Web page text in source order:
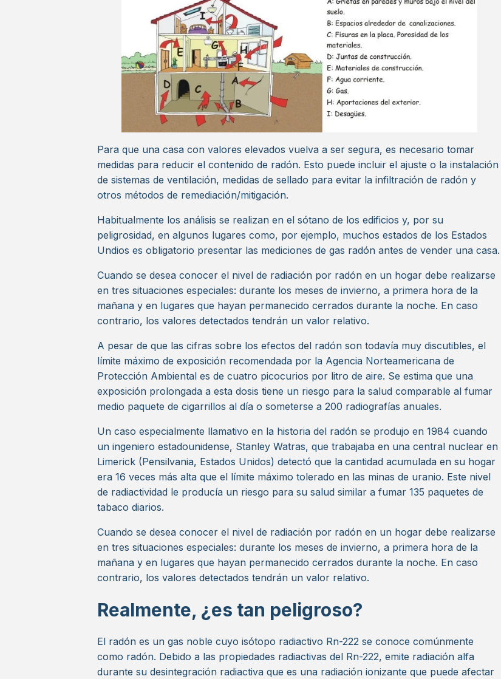
Para que una casa con valores elevados vuelva a ser segura, es necesario tomar
medidas para reducir el contenido de radón. Esto puede incluir el ajuste o la instalación
de sistemas de ventilación, medidas de sellado para evitar la infiltración de radón y
otros métodos de remediación/mitigación.
Habitualmente los análisis se realizan en el sótano de los edificios y, por su
peligrosidad, en algunos lugares como, por ejemplo, muchos estados de los Estados
Undios es obligatorio presentar las mediciones de gas radón antes de vender una casa.
Cuando se desea conocer el nivel de radiación por radón en un hogar debe realizarse
en tres situaciones especiales: durante los meses de invierno, a primera hora de la
mañana y en lugares que hayan permanecido cerrados durante la noche. En caso
contrario, los valores detectados tendrán un valor relativo.
A pesar de que las cifras sobre los efectos del radón son todavía muy discutibles, el
límite máximo de exposición recomendada por la Agencia Norteamericana de
Protección Ambiental es de cuatro picocurios por litro de aire. Se estima que una
exposición prolongada a esta dosis tiene un riesgo para la salud comparable al fumar
medio paquete de cigarrillos al día o someterse a 200 radiografías anuales.
Un caso especialmente llamativo en la historia del radón se produjo en 1984 cuando
un ingeniero estadounidense, Stanley Watras, que trabajaba en una central nuclear en
Limerick (Pensilvania, Estados Unidos) detectó que la cantidad acumulada en su hogar
era 16 veces más alta que el límite máximo tolerado en las minas de uranio. Este nivel
de radiactividad le producía un riesgo para su salud similar a fumar 135 paquetes de
tabaco diarios.
Cuando se desea conocer el nivel de radiación por radón en un hogar debe realizarse
en tres situaciones especiales: durante los meses de invierno, a primera hora de la
mañana y en lugares que hayan permanecido cerrados durante la noche. En caso
contrario, los valores detectados tendrán un valor relativo.
Realmente, ¿es tan peligroso?
El radón es un gas noble cuyo isótopo radiactivo Rn-222 se conoce comúnmente
como radón. Debido a las propiedades radiactivas del Rn-222, emite radiación alfa
durante su desintegración radiactiva que es una radiación ionizante que puede afectar